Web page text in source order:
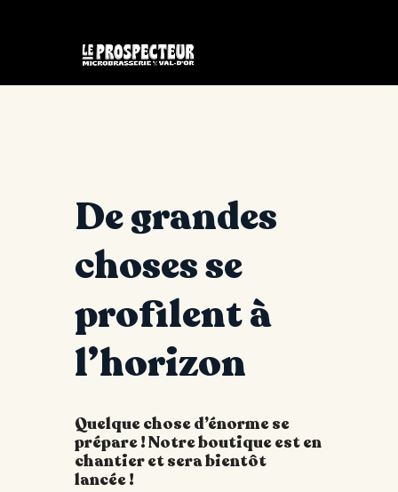
De grandes
choses se
profilent à
l’horizon
Quelque chose d’énorme se
prépare ! Notre boutique est en
chantier et sera bientôt
lancée !